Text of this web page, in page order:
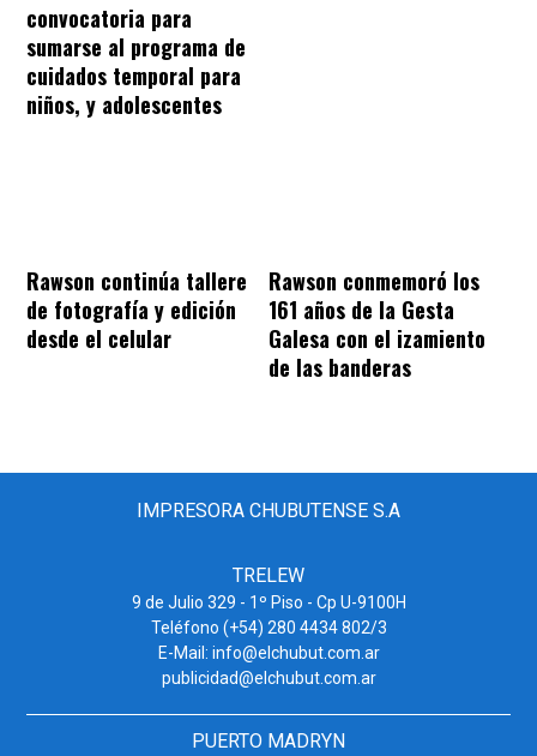
convocatoria para
sumarse al programa de
cuidados temporal para
niños, y adolescentes
Rawson continúa tallere
de fotografía y edición
desde el celular
Rawson conmemoró los
161 años de la Gesta
Galesa con el izamiento
de las banderas
IMPRESORA CHUBUTENSE S.A
TRELEW
9 de Julio 329 - 1º Piso - Cp U-9100H
Teléfono (+54) 280 4434 802/3
E-Mail: info@elchubut.com.ar
publicidad@elchubut.com.ar
PUERTO MADRYN